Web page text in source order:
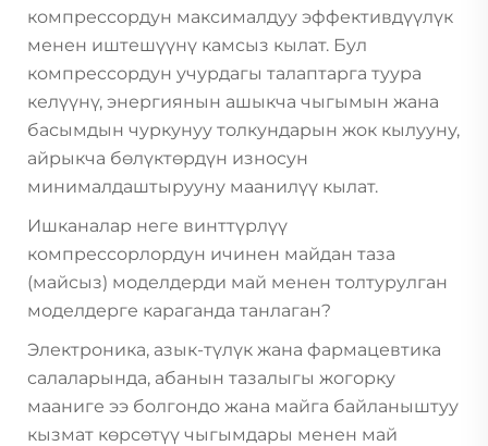
компрессордун максималдуу эффективдүүлүк
менен иштешүүнү камсыз кылат. Бул
компрессордун учурдагы талаптарга туура
келүүнү, энергиянын ашыкча чыгымын жана
басымдын чуркунуу толкундарын жок кылууну,
айрыкча бөлүктөрдүн износун
минималдаштырууну маанилүү кылат.
Ишканалар неге винттүрлүү
компрессорлордун ичинен майдан таза
(майсыз) моделдерди май менен толтурулган
моделдерге караганда танлаган?
Электроника, азык-түлүк жана фармацевтика
салаларында, абанын тазалыгы жогорку
мааниге ээ болгондо жана майга байланыштуу
кызмат көрсөтүү чыгымдары менен май